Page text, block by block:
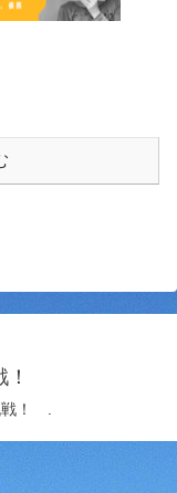
！
戦！ .